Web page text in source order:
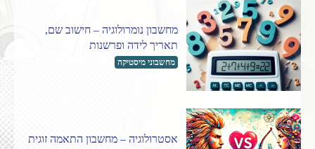
מחשבון נומרולוגיה – חישוב שם,
תאריך לידה ופרשנות
מחשבוני מיסטיקה
אסטרולוגיה – מחשבון התאמה זוגית